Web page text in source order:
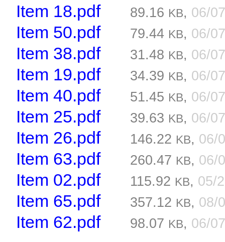
Item 18.pdf 89.16 KB, 06/
Item 50.pdf 79.44 KB, 06/
Item 38.pdf 31.48 KB, 06/
Item 19.pdf 34.39 KB, 06/
Item 40.pdf 51.45 KB, 06/
Item 25.pdf 39.63 KB, 06/
Item 26.pdf 146.22 KB, 06/
Item 63.pdf 260.47 KB, 06/
Item 02.pdf 115.92 KB, 05/
Item 65.pdf 357.12 KB, 08/
Item 62.pdf 98.07 KB, 06/